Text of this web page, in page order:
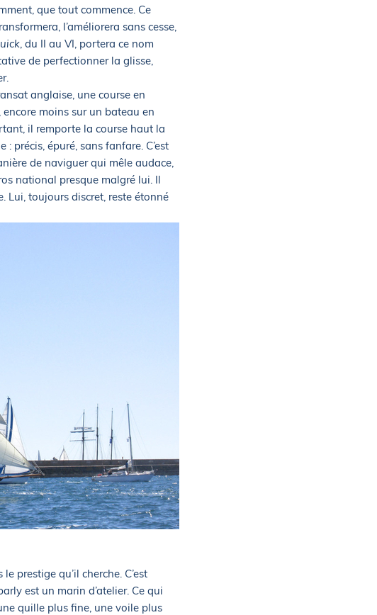
que tout commence. Ce
l’améliorera sans cesse,
, du II au VI, portera ce nom
de perfectionner la glisse,
anglaise, une course en
moins sur un bateau en
il remporte la course haut la
précis, épuré, sans fanfare. C’est
de naviguer qui mêle audace,
national presque malgré lui. Il
Lui, toujours discret, reste étonné
prestige qu’il cherche. C’est
est un marin d’atelier. Ce qui
quille plus fine, une voile plus